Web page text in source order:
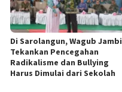
Di Sarolangun, Wagub Jambi
Tekankan Pencegahan
Radikalisme dan Bullying
Harus Dimulai dari Sekolah